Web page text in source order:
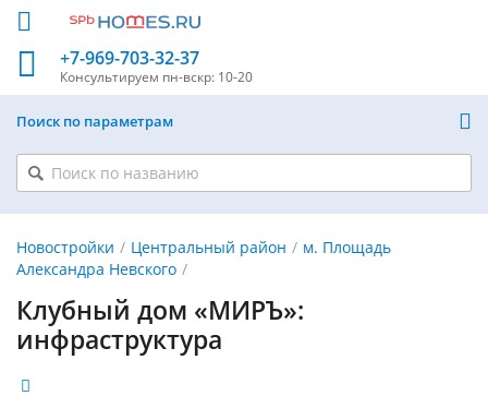
+7-969-703-32-37
Консультируем пн-вскр: 10-20
Поиск по параметрам
Новостройки Центральный район
м. Площадь
Александра Невского
Клубный дом «МИРЪ»:
инфраструктура